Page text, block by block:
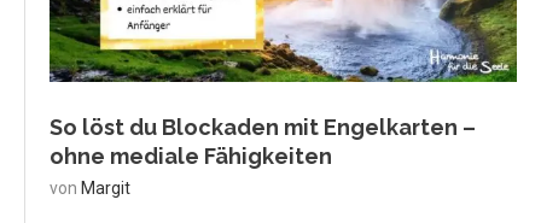
So löst du Blockaden mit Engelkarten –
ohne mediale Fähigkeiten
von Margit